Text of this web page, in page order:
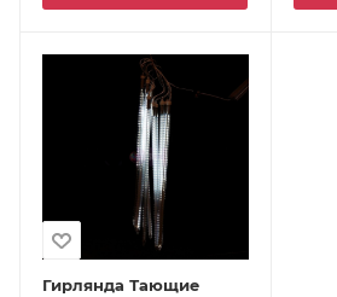
Гирлянда Тающие